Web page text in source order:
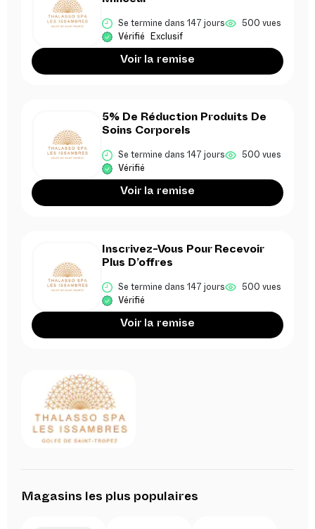
Se termine dans 147 jours 500 vues
Vérifié Exclusif
Voir la remise
5% De Réduction Produits De
Soins Corporels
Se termine dans 147 jours 500 vues
Vérifié
Voir la remise
Inscrivez-Vous Pour Recevoir
Plus D’offres
Se termine dans 147 jours 500 vues
Vérifié
Voir la remise
Magasins les plus populaires